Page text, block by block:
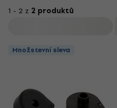
1 - 2 z 2 produktů
Množstevní sleva